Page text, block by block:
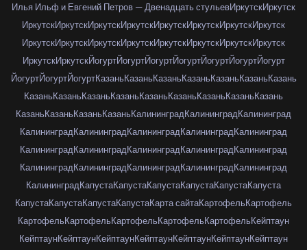
Илья Ильф и Евгений Петров — Двенадцать стульевИркутскИркутск
ИркутскИркутскИркутскИркутскИркутскИркутскИркутскИркутск
ИркутскИркутскИркутскИркутскИркутскИркутскИркутскИркутск
ИркутскИркутскЙогуртЙогуртЙогуртЙогуртЙогуртЙогуртЙогурт
ЙогуртЙогуртЙогуртКазаньКазаньКазаньКазаньКазаньКазаньКазань
КазаньКазаньКазаньКазаньКазаньКазаньКазаньКазаньКазань
КазаньКазаньКазаньКазаньКалининградКалининградКалининград
КалининградКалининградКалининградКалининградКалининград
КалининградКалининградКалининградКалининградКалининград
КалининградКалининградКалининградКалининградКалининград
КалининградКапустаКапустаКапустаКапустаКапустаКапуста
КапустаКапустаКапустаКапустаКарта сайтаКартофельКартофель
КартофельКартофельКартофельКартофельКартофельКейптаун
КейптаунКейптаунКейптаунКейптаунКейптаунКейптаунКейптаун